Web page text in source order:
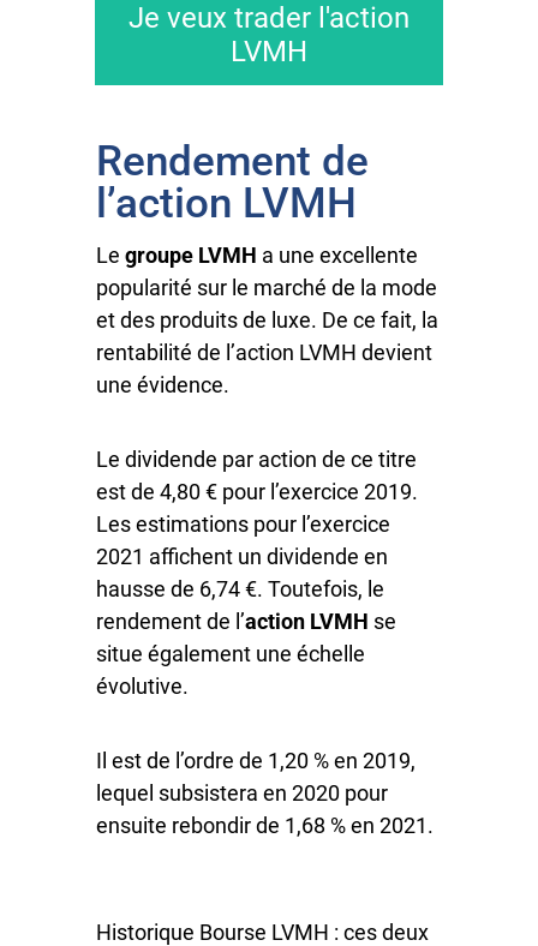
Je veux trader l'action
LVMH
Rendement de
l’action LVMH
Le groupe LVMH a une excellente
popularité sur le marché de la mode
et des produits de luxe. De ce fait, la
rentabilité de l’action LVMH devient
une évidence.
Le dividende par action de ce titre
est de 4,80 € pour l’exercice 2019.
Les estimations pour l’exercice
2021 affichent un dividende en
hausse de 6,74 €. Toutefois, le
rendement de l’action LVMH se
situe également une échelle
évolutive.
Il est de l’ordre de 1,20 % en 2019,
lequel subsistera en 2020 pour
ensuite rebondir de 1,68 % en 2021.
Historique Bourse LVMH : ces deux